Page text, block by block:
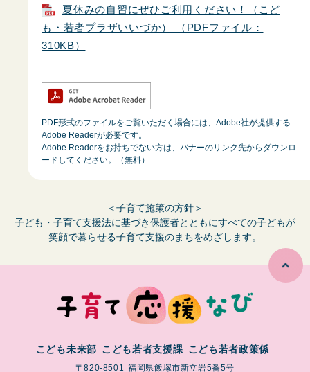
夏休みの自習にぜひご利用ください！（こど
も・若者プラザいいづか） （PDFファイル：
310KB）
PDF形式のファイルをご覧いただく場合には、Adobe社が提供する
Adobe Readerが必要です。
Adobe Readerをお持ちでない方は、バナーのリンク先からダウンロ
ードしてください。（無料）
＜子育て施策の方針＞
子ども・子育て支援法に基づき保護者とともにすべての子どもが
笑顔で暮らせる子育て支援のまちをめざします。
こども未来部 こども若者支援課 こども若者政策係
〒820-8501 福岡県飯塚市新立岩5番5号